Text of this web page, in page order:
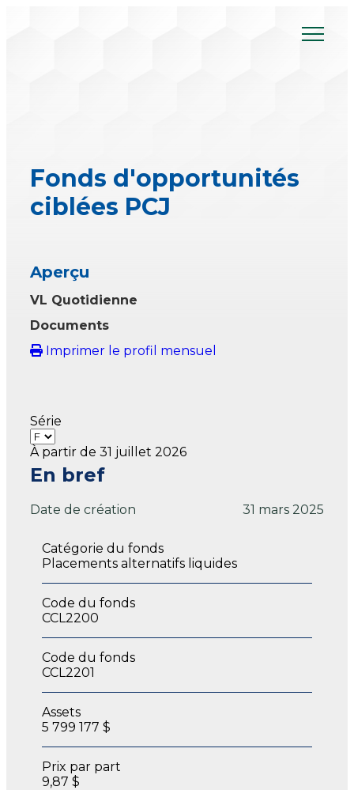
Fonds d'opportunités
ciblées PCJ
Aperçu
VL Quotidienne
Documents
Imprimer le profil mensuel
Série
À partir de 31 juillet 2026
En bref
Date de création 31 mars 2025
Catégorie du fonds
Placements alternatifs liquides
Code du fonds
CCL2200
Code du fonds
CCL2201
Assets
5 799 177 $
Prix par part
9,87 $